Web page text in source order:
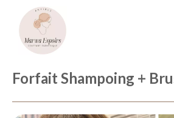
Forfait Shampoing +